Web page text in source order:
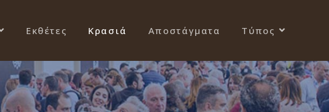
Εκθέτες Κρασιά Αποστάγματα Τύπος